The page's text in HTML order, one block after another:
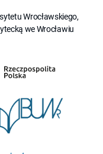
Wrocławskiego,
we Wrocławiu